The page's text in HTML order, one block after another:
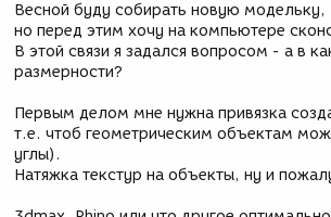
Весной буду собирать новую модельку,
но перед этим хочу на компьютере
В этой связи я задался вопросом - а в
размерности?
Первым делом мне нужна привязка
т.е. чтоб геометрическим объектам
углы).
Натяжка текстур на объекты, ну и